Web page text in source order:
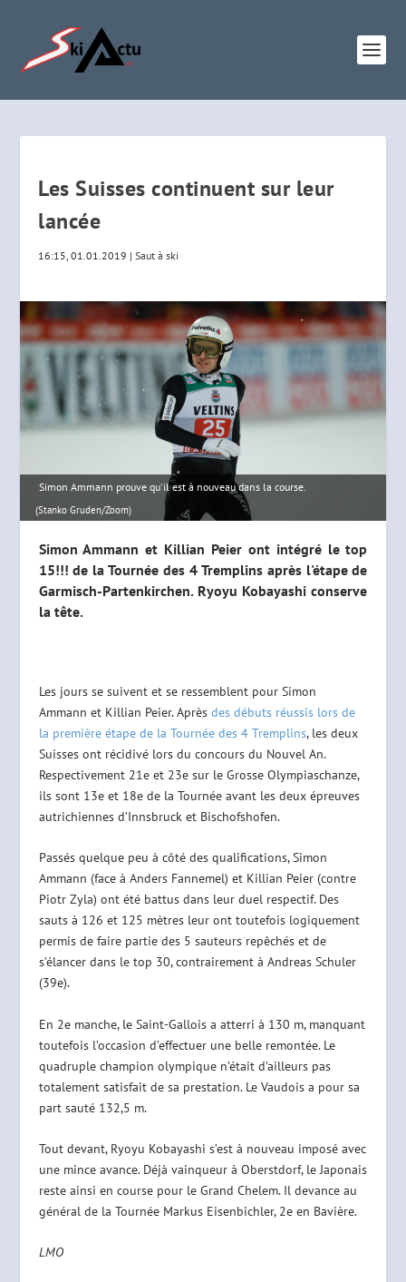
Les Suisses continuent sur leur
lancée
16:15, 01.01.2019 |Saut à ski
Simon Ammann prouve qu'il est à nouveau dans la course.
(Stanko Gruden/Zoom)
Simon Ammann et Killian Peier ont intégré le top
15!!! de la Tournée des 4 Tremplins après l'étape de
Garmisch-Partenkirchen. Ryoyu Kobayashi conserve
la tête.
Les jours se suivent et se ressemblent pour Simon
Ammann et Killian Peier. Après des débuts réussis lors de
la première étape de la Tournée des 4 Tremplins, les deux
Suisses ont récidivé lors du concours du Nouvel An.
Respectivement 21e et 23e sur le Grosse Olympiaschanze,
ils sont 13e et 18e de la Tournée avant les deux épreuves
autrichiennes d’Innsbruck et Bischofshofen.
Passés quelque peu à côté des qualifications, Simon
Ammann (face à Anders Fannemel) et Killian Peier (contre
Piotr Zyla) ont été battus dans leur duel respectif. Des
sauts à 126 et 125 mètres leur ont toutefois logiquement
permis de faire partie des 5 sauteurs repêchés et de
s’élancer dans le top 30, contrairement à Andreas Schuler
(39e).
En 2e manche, le Saint-Gallois a atterri à 130 m, manquant
toutefois l’occasion d’effectuer une belle remontée. Le
quadruple champion olympique n’était d’ailleurs pas
totalement satisfait de sa prestation. Le Vaudois a pour sa
part sauté 132,5 m.
Tout devant, Ryoyu Kobayashi s’est à nouveau imposé avec
une mince avance. Déjà vainqueur à Oberstdorf, le Japonais
reste ainsi en course pour le Grand Chelem. Il devance au
général de la Tournée Markus Eisenbichler, 2e en Bavière.
LMO